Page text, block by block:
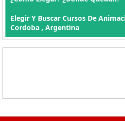
Elegir Y Buscar Cursos De
Cordoba , Argentina